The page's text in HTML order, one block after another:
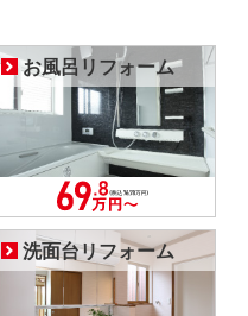
お風呂リフォーム
洗面台リフォーム